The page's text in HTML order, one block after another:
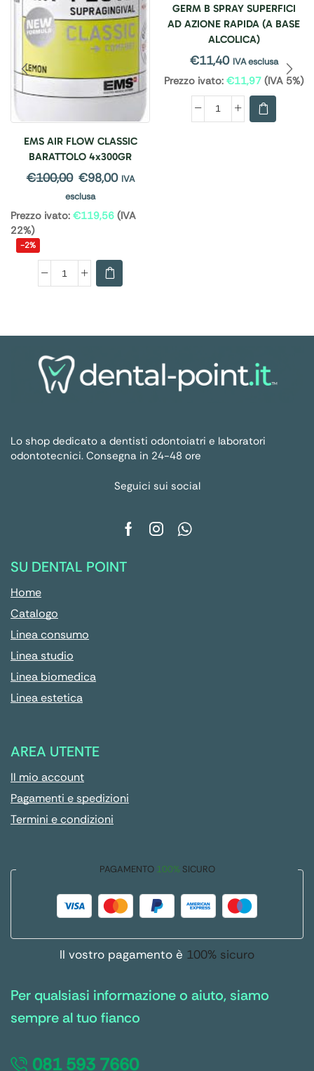
EMS AIR FLOW CLASSIC
BARATTOLO 4x300GR
€100,00 €98,00 IVA
esclusa
Prezzo ivato: €119,56 (IVA
22%)
-2%
GERM B SPRAY SUPERFICI
AD AZIONE RAPIDA (A BASE
ALCOLICA)
€11,40 IVA esclusa
Prezzo ivato: €11,97 (IVA 5%)
Lo shop dedicato a dentisti odontoiatri e laboratori
odontotecnici. Consegna in 24-48 ore
Seguici sui social
SU DENTAL POINT
Home
Catalogo
Linea consumo
Linea studio
Linea biomedica
Linea estetica
AREA UTENTE
Il mio account
Pagamenti e spedizioni
Termini e condizioni
PAGAMENTO 100% SICURO
Il vostro pagamento è 100% sicuro
Per qualsiasi informazione o aiuto, siamo
sempre al tuo fianco
081 593 7660